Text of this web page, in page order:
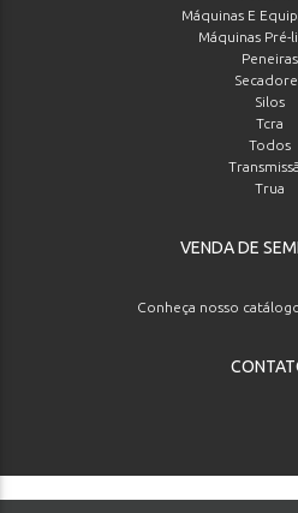
Máquinas E
Máquinas Pré-
Peneiras
Silos
Tcra
Todos
Trua
VENDA DE
Conheça nosso